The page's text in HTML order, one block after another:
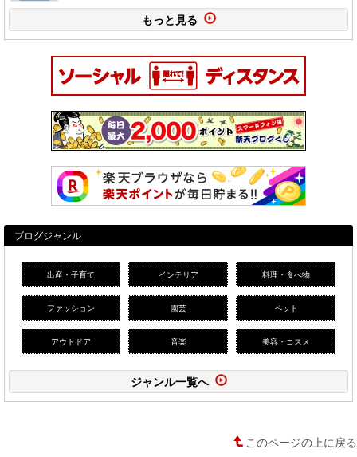
もっと見る
ブログジャンル
出産・子育て インテリア 料理・食べ物
ファッション 園芸 ペット
アウトドア 音楽 美容・コスメ
ジャンル一覧へ
このページの上に戻る